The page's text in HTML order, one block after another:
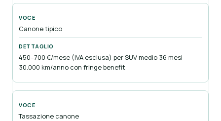
Canone tipico
450–700 €/mese (IVA esclusa) per SUV medio 36 mesi
30.000 km/anno con fringe benefit
Tassazione canone